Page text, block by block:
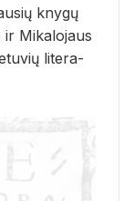
kny­gų
Mi­ka­lo­jaus
li­te­ra­